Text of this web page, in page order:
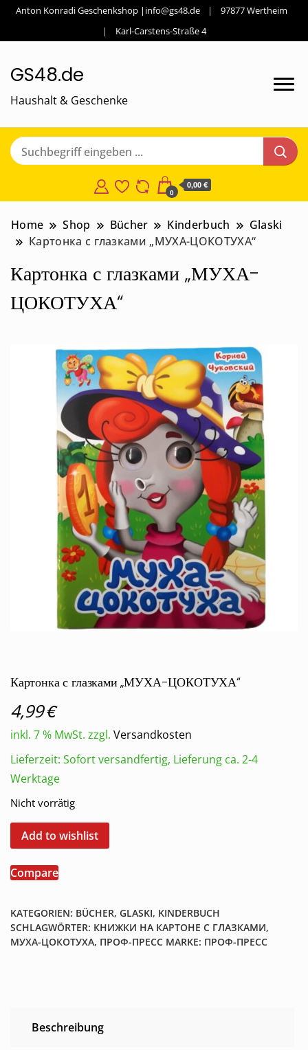
Anton Konradi Geschenkshop |info@gs48.de
97877 Wertheim
Karl-Carstens-Straße 4
GS48.de
Haushalt & Geschenke
0
0,00 €
Home Shop Bücher Kinderbuch
Glaski
Картонка с глазками „МУХА-ЦОКОТУХА“
Картонка с глазками „МУХА-
ЦОКОТУХА“
Картонка с глазками „МУХА-ЦОКОТУХА“
4,99€
inkl. 7 % MwSt. zzgl. Versandkosten
Lieferzeit: Sofort versandfertig, Lieferung ca. 2-4
Werktage
Nicht vorrätig
Add to wishlist
Compare
KATEGORIEN: BÜCHER, GLASKI, KINDERBUCH
SCHLAGWÖRTER: КНИЖКИ НА КАРТОНЕ С ГЛАЗКАМИ,
МУХА-ЦОКОТУХА, ПРОФ-ПРЕСС MARKE: ПРОФ-ПРЕСС
Beschreibung